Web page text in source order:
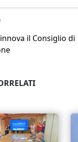
il Consiglio di